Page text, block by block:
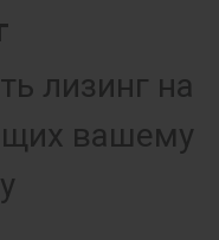
лизинг на
вашему